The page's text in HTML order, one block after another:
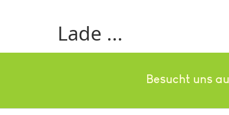
Lade ...
Besucht uns